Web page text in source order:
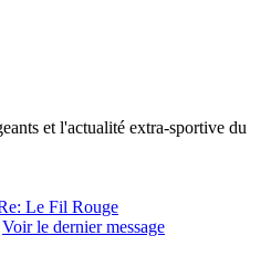
et l'actualité extra-sportive du
Le Fil Rouge
Voir le dernier message